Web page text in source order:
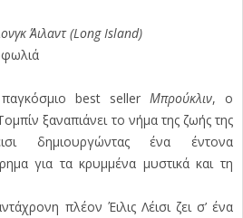
Άιλαντ (Long Island)
best seller Μπρούκλιν, ο
ξαναπιάνει το νήμα της ζωής της
δημιουργώντας ένα έντονα
για τα κρυμμένα μυστικά και τη
πλέον Έιλις Λέισι ζει σ’ ένα